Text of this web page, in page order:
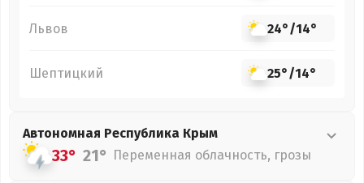
Львов 24°/14°
Шептицкий 25°/14°
Автономная Республика Крым
33° 21° Переменная облачность, грозы